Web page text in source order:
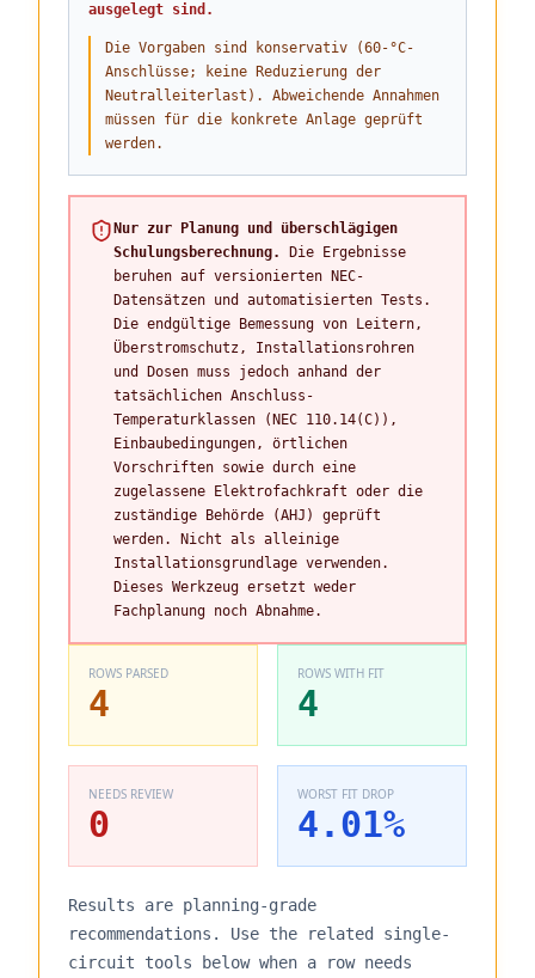
ausgelegt sind.
Die Vorgaben sind konservativ (60-°C-
Anschlüsse; keine Reduzierung der
Neutralleiterlast). Abweichende Annahmen
müssen für die konkrete Anlage geprüft
werden.
Nur zur Planung und überschlägigen
Schulungsberechnung.
Die Ergebnisse
beruhen auf versionierten NEC-
Datensätzen und automatisierten Tests.
Die endgültige Bemessung von Leitern,
Überstromschutz, Installationsrohren
und Dosen muss jedoch anhand der
tatsächlichen Anschluss-
Temperaturklassen (NEC 110.14(C)),
Einbaubedingungen, örtlichen
Vorschriften sowie durch eine
zugelassene Elektrofachkraft oder die
zuständige Behörde (AHJ) geprüft
werden. Nicht als alleinige
Installationsgrundlage verwenden.
Dieses Werkzeug ersetzt weder
Fachplanung noch Abnahme.
ROWS PARSED
4
ROWS WITH FIT
4
NEEDS REVIEW
0
WORST FIT DROP
4.01%
Results are planning-grade
recommendations. Use the related single-
circuit tools below when a row needs